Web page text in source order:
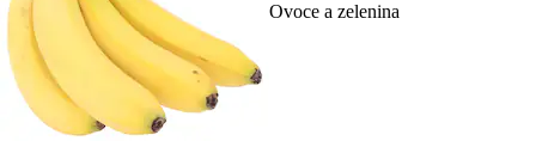
Ovoce a zelenina